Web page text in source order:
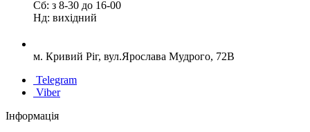
Сб: з 8-30 до 16-00
Нд: вихідний
м. Кривий Ріг, вул.Ярослава Мудрого, 72В
Telegram
Viber
Інформація